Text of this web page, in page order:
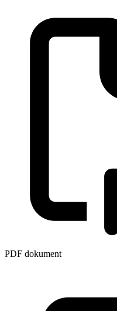
PDF dokument